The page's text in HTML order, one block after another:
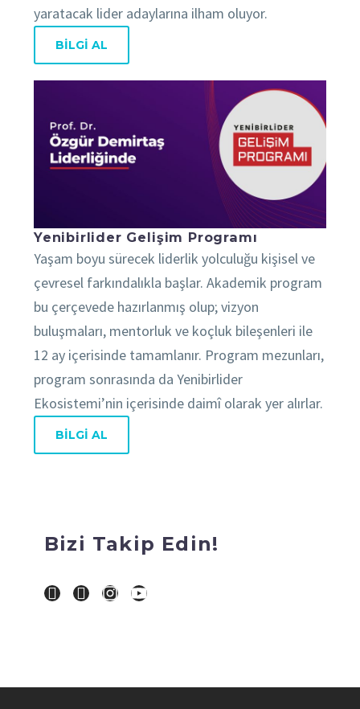
yaratacak lider adaylarına ilham oluyor.
BİLGİ AL
Yenibirlider Gelişim Programı
Yaşam boyu sürecek liderlik yolculuğu kişisel ve
çevresel farkındalıkla başlar. Akademik program
bu çerçevede hazırlanmış olup; vizyon
buluşmaları, mentorluk ve koçluk bileşenleri ile
12 ay içerisinde tamamlanır. Program mezunları,
program sonrasında da Yenibirlider
Ekosistemi’nin içerisinde daimî olarak yer alırlar.
BİLGİ AL
Bizi Takip Edin!